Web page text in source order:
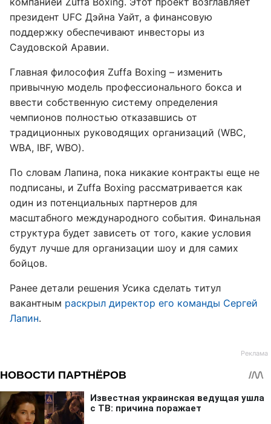
президент UFC Дэйна Уайт, а финансовую
поддержку обеспечивают инвесторы из
Саудовской Аравии.
Главная философия Zuffa Boxing – изменить
привычную модель профессионального бокса и
ввести собственную систему определения
чемпионов полностью отказавшись от
традиционных руководящих организаций (WBC,
WBA, IBF, WBO).
По словам Лапина, пока никакие контракты еще не
подписаны, и Zuffa Boxing рассматривается как
один из потенциальных партнеров для
масштабного международного события. Финальная
структура будет зависеть от того, какие условия
будут лучше для организации шоу и для самих
бойцов.
Ранее детали решения Усика сделать титул
вакантным раскрыл директор его команды Сергей
Лапин.